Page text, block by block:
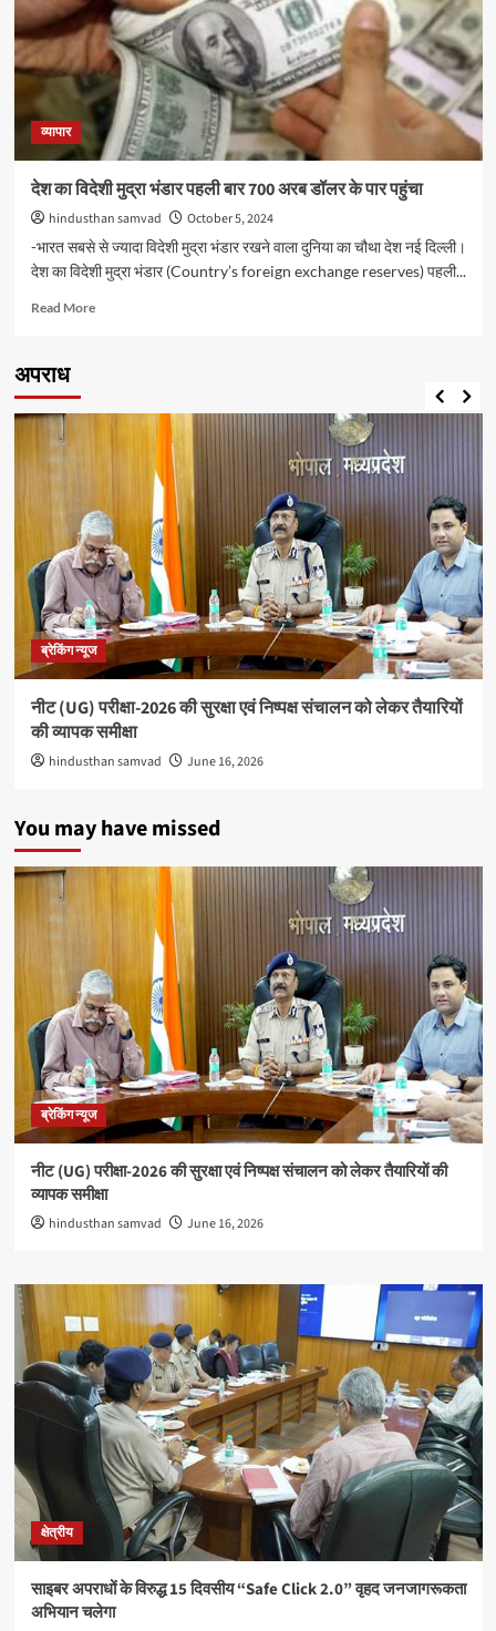
में
जीडीपी
ग्रोथ
7.2
फीसदी
रहने
का
अनुमान
व्यापार
देश का विदेशी मुद्रा भंडार पहली बार 700 अरब डॉलर के पार पहुंचा
hindusthan samvad
October 5, 2024
-भारत सबसे से ज्‍यादा विदेशी मुद्रा भंडार रखने वाला दुनिया का चौथा देश नई दिल्ली।
देश का विदेशी मुद्रा भंडार (Country’s foreign exchange reserves) पहली...
Read MoreRead
विदेशी
700
अरब
डॉलर
के
पार
पहुंचा
अपराध
ब्रेकिंग न्यूज
नीट (UG) परीक्षा-2026 की सुरक्षा एवं निष्पक्ष संचालन को लेकर तैयारियों
की व्यापक समीक्षा
hindusthan samvad June 16, 2026
You may have missed
ब्रेकिंग न्यूज
नीट (UG) परीक्षा-2026 की सुरक्षा एवं निष्पक्ष संचालन को लेकर तैयारियों की
व्यापक समीक्षा
hindusthan samvad June 16, 2026
क्षेत्रीय
साइबर अपराधों के विरुद्ध 15 दिवसीय “Safe Click 2.0” वृहद जनजागरूकता
अभियान चलेगा